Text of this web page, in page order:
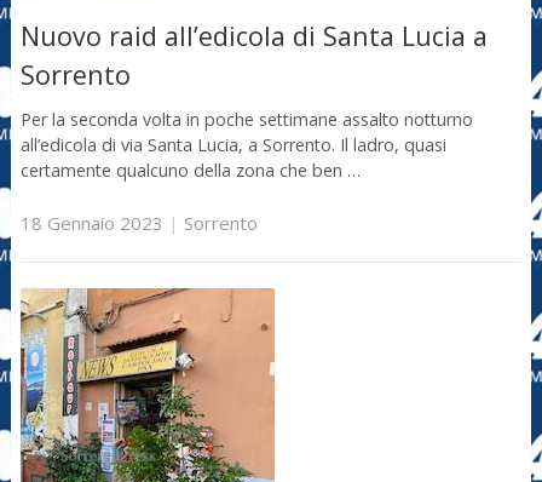
Nuovo raid all’edicola di Santa Lucia a
Sorrento
Per la seconda volta in poche settimane assalto notturno
all’edicola di via Santa Lucia, a Sorrento. Il ladro, quasi
certamente qualcuno della zona che ben …
18 Gennaio 2023 | Sorrento